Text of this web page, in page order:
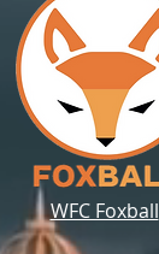
WFC Foxball